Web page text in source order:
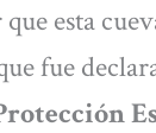
esta
fue